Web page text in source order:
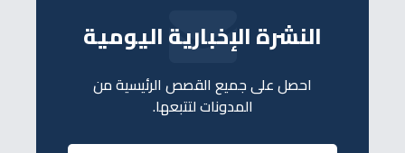
النشرة الإخبارية اليومية
احصل على جميع القصص الرئيسية من
المدونات لتتبعها.